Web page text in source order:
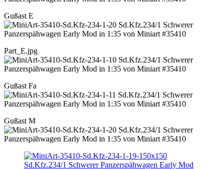
Gußast E
Part_E.jpg
Gußast Fa
Gußast M